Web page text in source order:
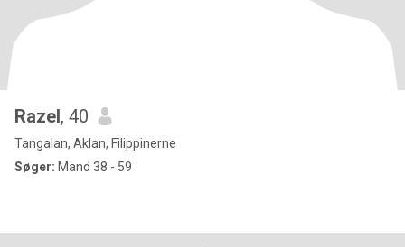
Razel, 40
Tangalan, Aklan, Filippinerne
Søger: Mand 38 - 59